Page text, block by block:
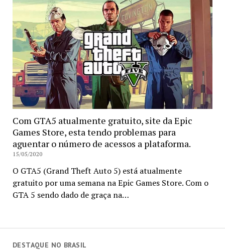
DESTAQUE NO BRASIL
Com GTA5 atualmente gratuito, site da Epic
Games Store, esta tendo problemas para
aguentar o número de acessos a plataforma.
15/05/2020
O GTA5 (Grand Theft Auto 5) está atualmente
gratuito por uma semana na Epic Games Store. Com o
GTA 5 sendo dado de graça na…